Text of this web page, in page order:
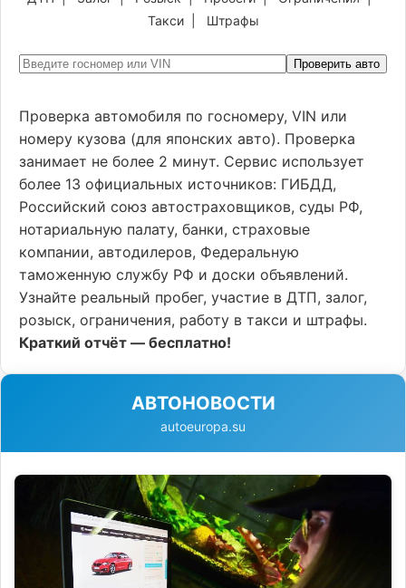
Такси| Штрафы
Проверить авто
Проверка автомобиля по госномеру, VIN или
номеру кузова (для японских авто). Проверка
занимает не более 2 минут. Сервис использует
более 13 официальных источников: ГИБДД,
Российский союз автостраховщиков, суды РФ,
нотариальную палату, банки, страховые
компании, автодилеров, Федеральную
таможенную службу РФ и доски объявлений.
Узнайте реальный пробег, участие в ДТП, залог,
розыск, ограничения, работу в такси и штрафы.
Краткий отчёт — бесплатно!
АВТОНОВОСТИ
autoeuropa.su